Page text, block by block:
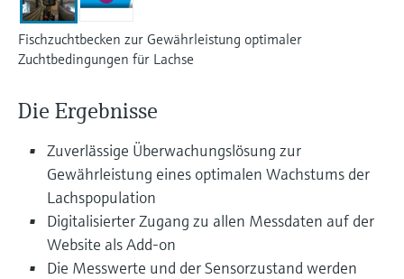
Device Viewer
Produktspezifische Informationen und
Dokumente finden
Ersatzteilsuche
Bestellcode oder Seriennummer finden
Füllstandsmessung
Füllstandsmessung Druck
Alle ansehen
Analysatoren für Härte, Eisen,
Aluminium & Chromat
Memosens-Technologie
Alle ansehen
Fischzuchtbecken zur Gewährleistung optimaler
Zuchtbedingungen für Lachse
Die Ergebnisse
Zuverlässige Überwachungslösung zur
Gewährleistung eines optimalen Wachstums der
Lachspopulation
Digitalisierter Zugang zu allen Messdaten auf der
Website als Add-on
Die Messwerte und der Sensorzustand werden